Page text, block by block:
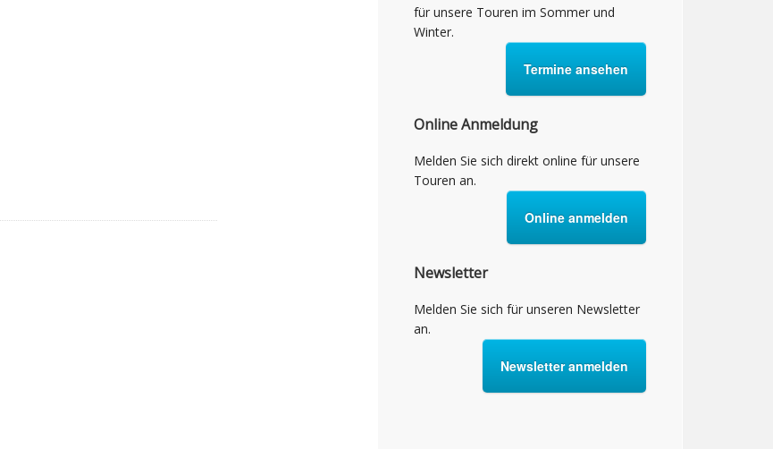
für unsere Touren im Sommer und
Winter.
Termine ansehen
Online Anmeldung
Melden Sie sich direkt online für unsere
Touren an.
Online anmelden
Newsletter
Melden Sie sich für unseren Newsletter
an.
Newsletter anmelden